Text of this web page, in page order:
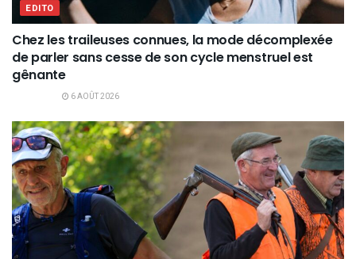
EDITO
Chez les traileuses connues, la mode décomplexée
de parler sans cesse de son cycle menstruel est
gênante
6 AOÛT 2026